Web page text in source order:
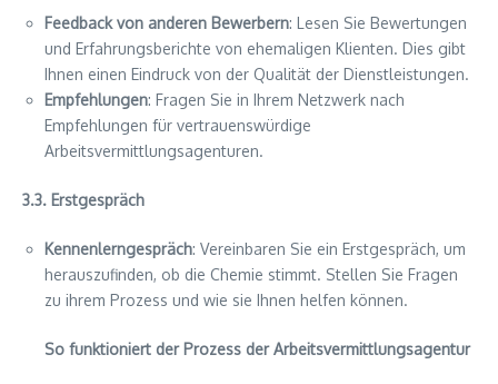
Feedback von anderen Bewerbern: Lesen Sie Bewertungen
und Erfahrungsberichte von ehemaligen Klienten. Dies gibt
Ihnen einen Eindruck von der Qualität der Dienstleistungen.
Empfehlungen: Fragen Sie in Ihrem Netzwerk nach
Empfehlungen für vertrauenswürdige
Arbeitsvermittlungsagenturen.
3.3. Erstgespräch
Kennenlerngespräch: Vereinbaren Sie ein Erstgespräch, um
herauszufinden, ob die Chemie stimmt. Stellen Sie Fragen
zu ihrem Prozess und wie sie Ihnen helfen können.
So funktioniert der Prozess der Arbeitsvermittlungsagentur